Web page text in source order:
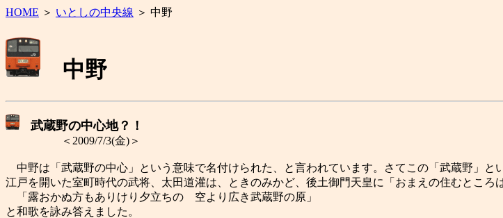
HOME ＞ いとしの中央線 ＞ 中野
中野
武蔵野の中心地？！
＜2009/7/3(金)＞
中野は「武蔵野の中心」という意味で名付けられた、と言われています。さてこの「武蔵野」と
江戸を開いた室町時代の武将、太田道灌は、ときのみかど、後土御門天皇に「おまえの住むところ
「露おかぬ方もありけり夕立ちの 空より広き武蔵野の原」
と和歌を詠み答えました。